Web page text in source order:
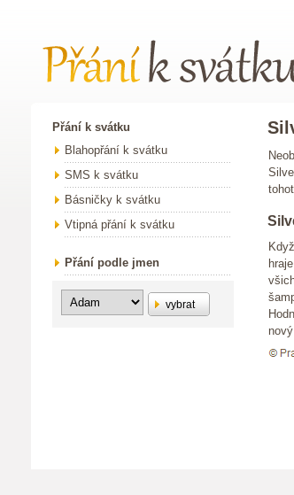
Přání k svátku
Blahopřání k svátku
SMS k svátku
Básničky k svátku
Vtipná přání k svátku
Přání podle jmen
vybrat